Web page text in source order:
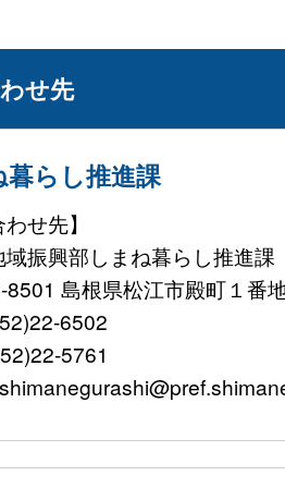
せ先
暮らし推進課
せ先】
振興部しまね暮らし推進課
島根県松江市殿町１番
6502
5761